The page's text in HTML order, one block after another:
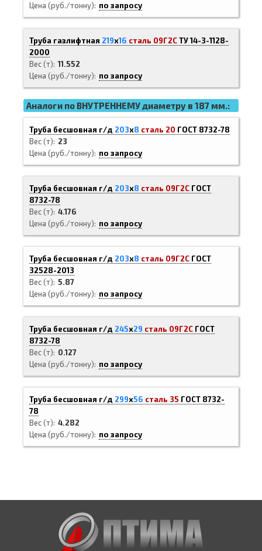
Цена (руб./тонну)
по запросу
Труба газлифтная 219х16 сталь 09Г2СТУ 14-3-1128-
2000
Вес (т) 11.552
Цена (руб./тонну)
по запросу
Аналоги по ВНУТРЕННЕМУ диаметру в 187 мм.:
Труба бесшовная г/д 203х8 сталь 20 ГОСТ 8732-78
Вес (т)
23
Цена (руб./тонну)
по запросу
Труба бесшовная г/д 203х8 сталь 09Г2С ГОСТ
8732-78
Вес (т) 4.176
Цена (руб./тонну)
по запросу
Труба бесшовная г/д 203х8 сталь 09Г2С ГОСТ
32528-2013
Вес (т) 5.87
Цена (руб./тонну)
по запросу
Труба бесшовная г/д 245х29 сталь 09Г2С ГОСТ
8732-78
Вес (т)
0.127
Цена (руб./тонну)
по запросу
Труба бесшовная г/д 299х56 сталь 35 ГОСТ 8732-
78
Вес (т) 4.282
Цена (руб./тонну)
по запросу